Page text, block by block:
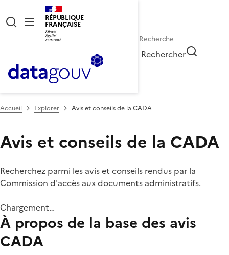
RÉPUBLIQUE
FRANÇAISE
Rechercher
Accueil Explorer Avis et conseils de la CADA
Avis et conseils de la CADA
Recherchez parmi les avis et conseils rendus par la
Commission d'accès aux documents administratifs.
Chargement…
À propos de la base des avis
CADA